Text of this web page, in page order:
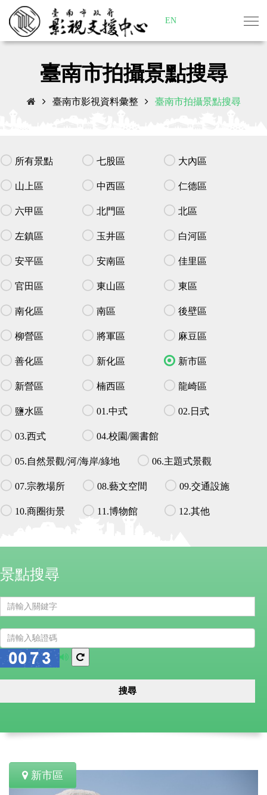
EN
臺南市拍攝景點搜尋
臺南市影視資料彙整 臺南市拍攝景點搜尋
所有景點 七股區 大內區
山上區 中西區 仁德區
六甲區 北門區 北區
左鎮區 玉井區 白河區
安平區 安南區 佳里區
官田區 東山區 東區
南化區 南區 後壁區
柳營區 將軍區 麻豆區
善化區 新化區 新市區
新營區 楠西區 龍崎區
鹽水區 01.中式 02.日式
03.西式 04.校園/圖書館
05.自然景觀/河/海岸/綠地 06.主題式景觀
07.宗教場所 08.藝文空間 09.交通設施
10.商圈街景 11.博物館 12.其他
景點搜尋
播
放
換
圖
搜尋
新市區